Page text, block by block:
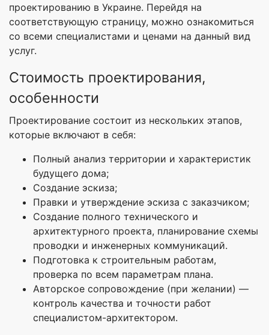
проектированию в Украине. Перейдя на
соответствующую страницу, можно ознакомиться
со всеми специалистами и ценами на данный вид
услуг.
Стоимость проектирования,
особенности
Проектирование состоит из нескольких этапов,
которые включают в себя:
Полный анализ территории и характеристик
будущего дома;
Создание эскиза;
Правки и утверждение эскиза с заказчиком;
Создание полного технического и
архитектурного проекта, планирование схемы
проводки и инженерных коммуникаций.
Подготовка к строительным работам,
проверка по всем параметрам плана.
Авторское сопровождение (при желании) —
контроль качества и точности работ
специалистом-архитектором.